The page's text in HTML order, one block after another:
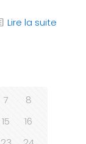
Lire la suite
7
8
15
16